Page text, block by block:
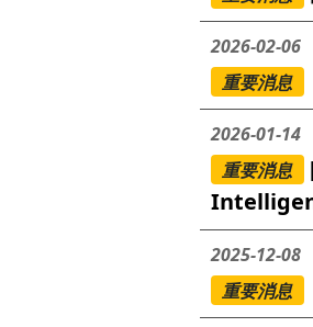
2026-02-06
重要消息
2026-01-14
重要消息
2025-12-08
重要消息